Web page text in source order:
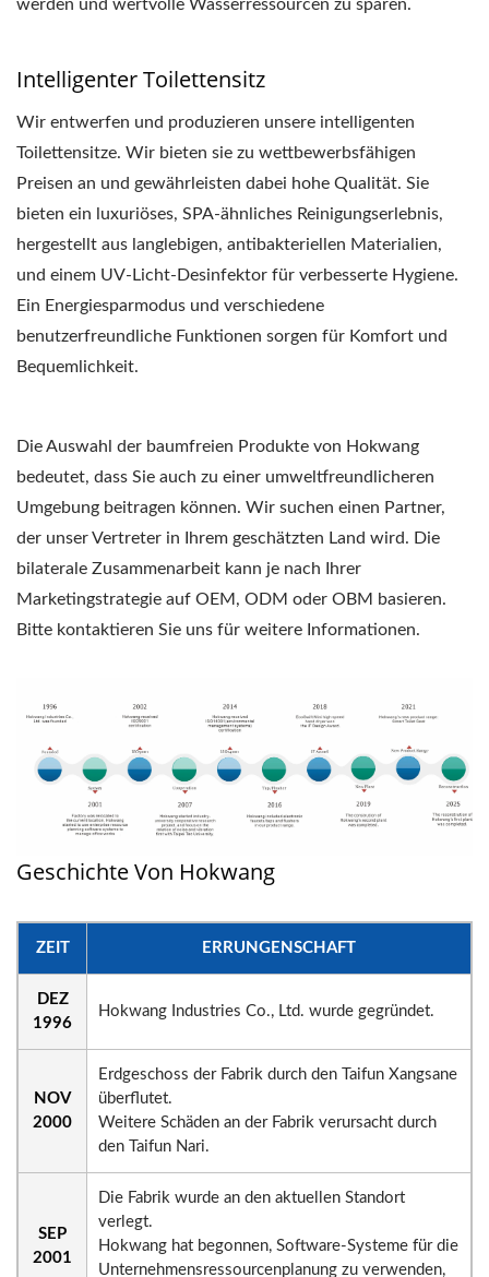
werden und wertvolle Wasserressourcen zu sparen.
Intelligenter Toilettensitz
Wir entwerfen und produzieren unsere intelligenten
Toilettensitze. Wir bieten sie zu wettbewerbsfähigen
Preisen an und gewährleisten dabei hohe Qualität. Sie
bieten ein luxuriöses, SPA-ähnliches Reinigungserlebnis,
hergestellt aus langlebigen, antibakteriellen Materialien,
und einem UV-Licht-Desinfektor für verbesserte Hygiene.
Ein Energiesparmodus und verschiedene
benutzerfreundliche Funktionen sorgen für Komfort und
Bequemlichkeit.
Die Auswahl der baumfreien Produkte von Hokwang
bedeutet, dass Sie auch zu einer umweltfreundlicheren
Umgebung beitragen können. Wir suchen einen Partner,
der unser Vertreter in Ihrem geschätzten Land wird. Die
bilaterale Zusammenarbeit kann je nach Ihrer
Marketingstrategie auf OEM, ODM oder OBM basieren.
Bitte kontaktieren Sie uns für weitere Informationen.
Geschichte Von Hokwang
ZEIT ERRUNGENSCHAFT
DEZ
1996
Hokwang Industries Co., Ltd. wurde gegründet.
NOV
2000
Erdgeschoss der Fabrik durch den Taifun Xangsane
überflutet.
Weitere Schäden an der Fabrik verursacht durch
den Taifun Nari.
SEP
2001
Die Fabrik wurde an den aktuellen Standort
verlegt.
Hokwang hat begonnen, Software-Systeme für die
Unternehmensressourcenplanung zu verwenden,